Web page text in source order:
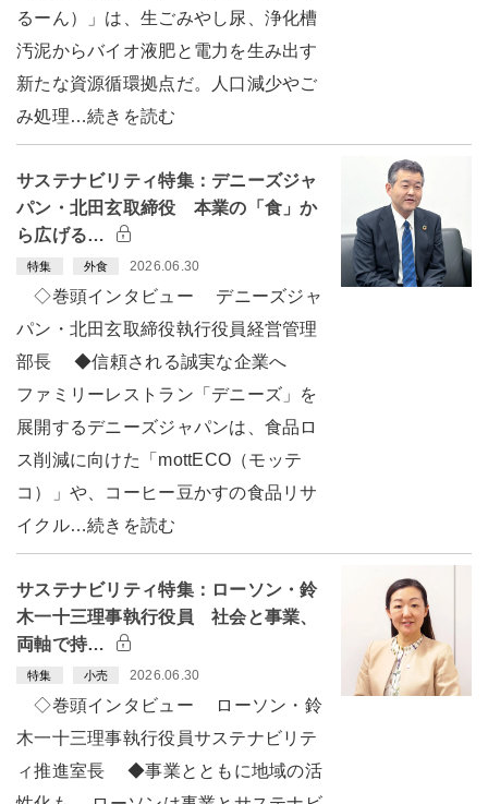
るーん）」は、生ごみやし尿、浄化槽
汚泥からバイオ液肥と電力を生み出す
新たな資源循環拠点だ。人口減少やご
み処理…続きを読む
サステナビリティ特集：デニーズジャ
パン・北田玄取締役 本業の「食」か
ら広げる…
特集 外食 2026.06.30
◇巻頭インタビュー デニーズジャ
パン・北田玄取締役執行役員経営管理
部長 ◆信頼される誠実な企業へ
ファミリーレストラン「デニーズ」を
展開するデニーズジャパンは、食品ロ
ス削減に向けた「mottECO（モッテ
コ）」や、コーヒー豆かすの食品リサ
イクル…続きを読む
サステナビリティ特集：ローソン・鈴
木一十三理事執行役員 社会と事業、
両軸で持…
特集 小売 2026.06.30
◇巻頭インタビュー ローソン・鈴
木一十三理事執行役員サステナビリテ
ィ推進室長 ◆事業とともに地域の活